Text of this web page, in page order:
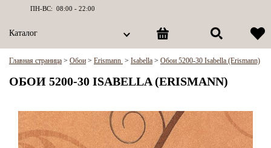
ПН-ВС: 08:00 - 22:00
Каталог
Главная страница > Обои > Erismann > Isabella > Обои 5200-30 Isabella (Erismann)
ОБОИ 5200-30 ISABELLA (ERISMANN)